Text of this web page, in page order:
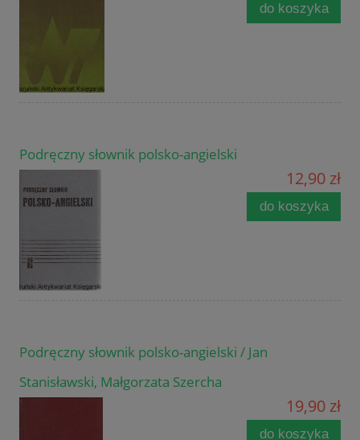
do koszyka
Podręczny słownik polsko-angielski
12,90 zł
do koszyka
Podręczny słownik polsko-angielski / Jan
Stanisławski, Małgorzata Szercha
19,90 zł
do koszyka